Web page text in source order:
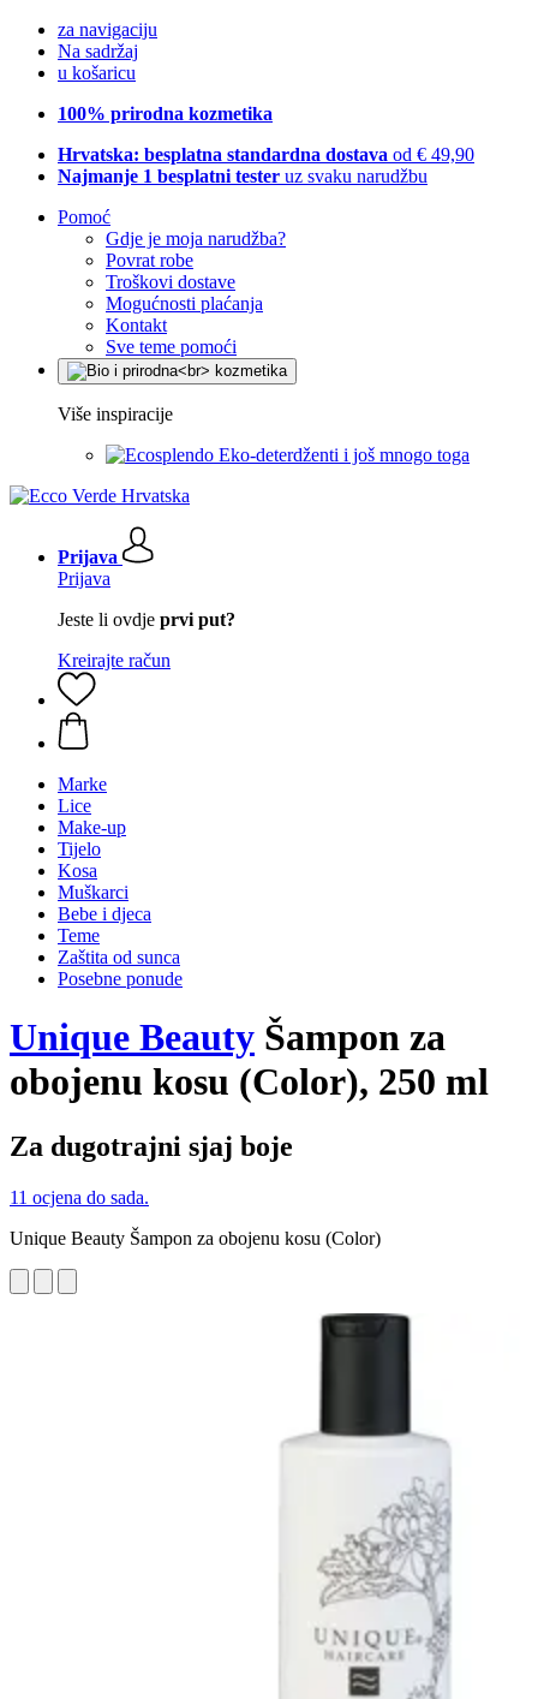
za navigaciju
Na sadržaj
u košaricu
100% prirodna kozmetika
Hrvatska: besplatna standardna dostava od € 49,90
Najmanje 1 besplatni tester uz svaku narudžbu
Pomoć
Gdje je moja narudžba?
Povrat robe
Troškovi dostave
Mogućnosti plaćanja
Kontakt
Sve teme pomoći
Više inspiracije
Eko-deterdženti i još mnogo toga
Prijava
Prijava
Jeste li ovdje prvi put?
Kreirajte račun
Marke
Lice
Make-up
Tijelo
Kosa
Muškarci
Bebe i djeca
Teme
Zaštita od sunca
Posebne ponude
Unique Beauty Šampon za
obojenu kosu (Color), 250 ml
Za dugotrajni sjaj boje
11 ocjena do sada.
Unique Beauty Šampon za obojenu kosu (Color)